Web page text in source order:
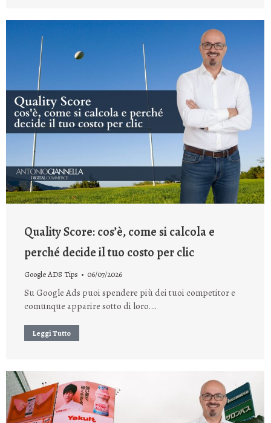
Quality Score: cos’è, come si calcola e
perché decide il tuo costo per clic
Google ADS Tips 06/07/2026
Su Google Ads puoi spendere più dei tuoi competitor e
comunque apparire sotto di loro.…
Leggi Tutto